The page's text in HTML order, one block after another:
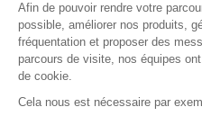
Plan
© 2016 –
Afin de pouvoir rendre votre
possible, améliorer nos produits,
fréquentation et proposer des
parcours de visite, nos équipes
de cookie.
Cela nous est nécessaire par